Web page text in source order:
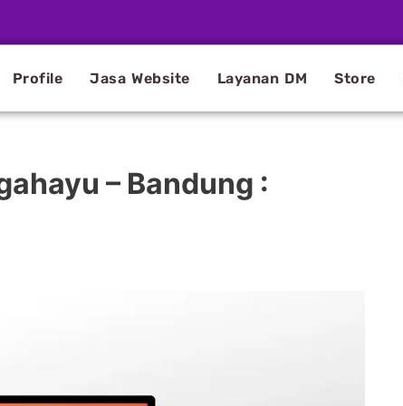
Profile Jasa Website Layanan DM Store
– Bandung :